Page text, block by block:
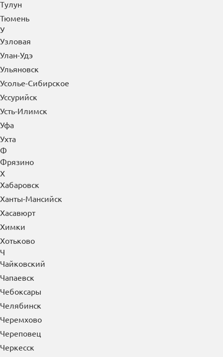
Тулун
Тюмень
У
Узловая
Улан-Удэ
Ульяновск
Усолье-Сибирское
Уссурийск
Усть-Илимск
Уфа
Ухта
Ф
Фрязино
Х
Хабаровск
Ханты-Мансийск
Хасавюрт
Химки
Хотьково
Ч
Чайковский
Чапаевск
Чебоксары
Челябинск
Черемхово
Череповец
Черкесск